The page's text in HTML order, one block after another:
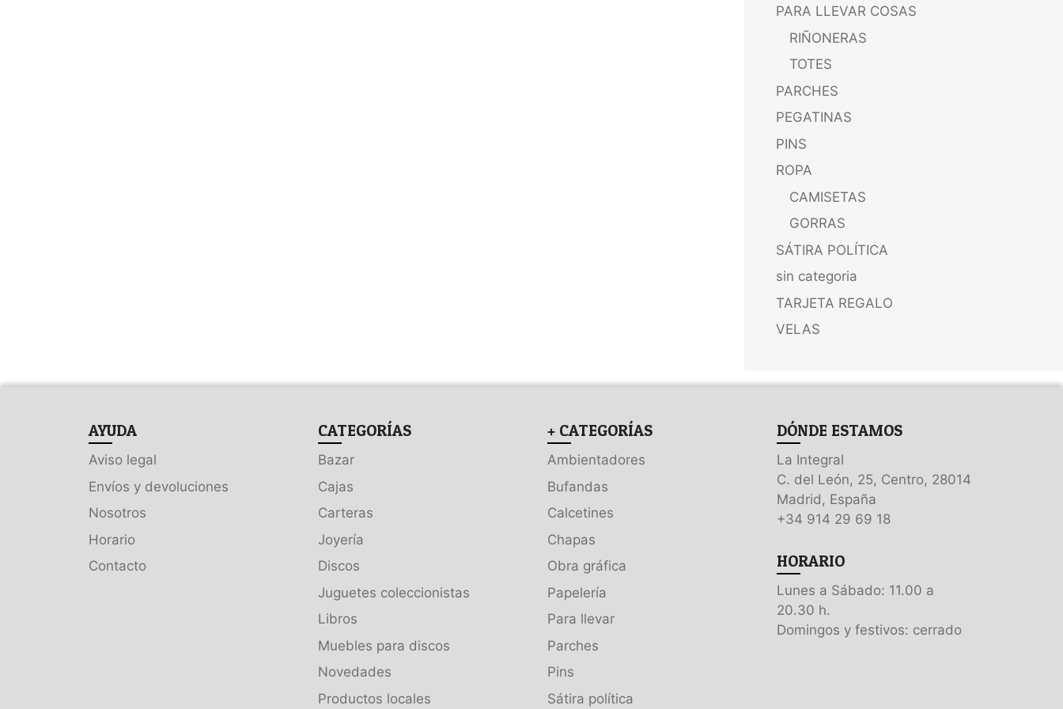
PARA LLEVAR COSAS
RIÑONERAS
TOTES
PARCHES
PEGATINAS
PINS
ROPA
CAMISETAS
GORRAS
SÁTIRA POLÍTICA
sin categoria
TARJETA REGALO
VELAS
AYUDA
Aviso legal
Envíos y devoluciones
Nosotros
Horario
Contacto
CATEGORÍAS
Bazar
Cajas
Carteras
Joyería
Discos
Juguetes coleccionistas
Libros
Muebles para discos
Novedades
Productos locales
+ CATEGORÍAS
Ambientadores
Bufandas
Calcetines
Chapas
Obra gráfica
Papelería
Para llevar
Parches
Pins
Sátira política
DÓNDE ESTAMOS
La Integral
C. del León, 25, Centro, 28014
Madrid, España
+34 914 29 69 18
HORARIO
Lunes a Sábado: 11.00 a
20.30 h.
Domingos y festivos: cerrado